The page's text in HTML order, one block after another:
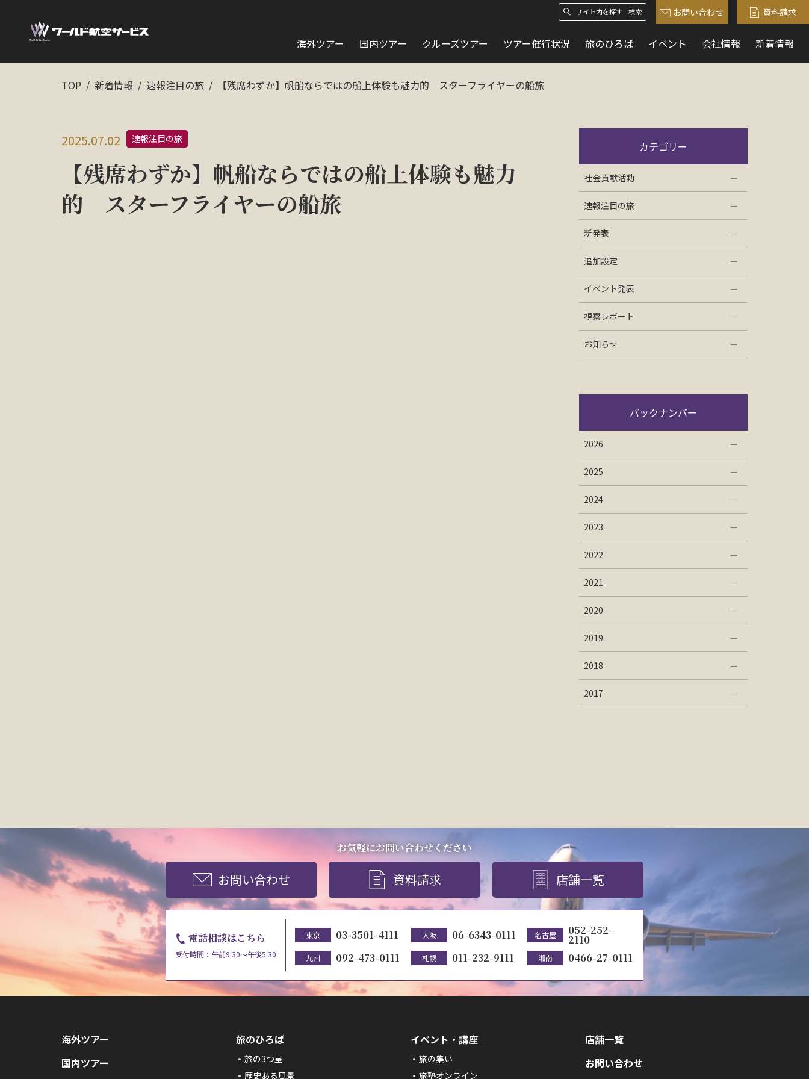
検索 お問い合わせ 資料請求
海外ツアー 国内ツアー クルーズツアー ツアー催行状況 旅のひろば イベント 会社情報 新着情報
TOP 新着情報 速報注目の旅 【残席わずか】帆船ならではの船上体験も魅力的 スターフライヤーの船旅
2025.07.02 速報注目の旅
【残席わずか】帆船ならではの船上体験も魅力
的 スターフライヤーの船旅
カテゴリー
社会貢献活動
速報注目の旅
新発表
追加設定
イベント発表
視察レポート
お知らせ
バックナンバー
2026
2025
2024
2023
2022
2021
2020
2019
2018
2017
お気軽にお問い合わせください
お問い合わせ 資料請求 店舗一覧
電話相談はこちら
受付時間：午前9:30～午後5:30
東京 03-3501-4111 大阪 06-6343-0111 名古屋 052-252-
2110
九州 092-473-0111 札幌 011-232-9111 湘南 0466-27-0111
海外ツアー
国内ツアー
旅のひろば
旅の3つ星
歴史ある風景
イベント・講座
旅の集い
旅塾オンライン
店舗一覧
お問い合わせ